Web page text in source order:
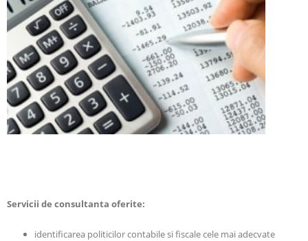
Servicii de consultanta oferite:
identificarea politicilor contabile si fiscale cele mai adecvate